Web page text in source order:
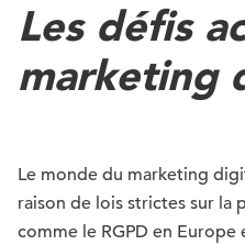
Les défis
marketing
Le monde du marketing
raison de lois strictes sur la
comme le RGPD en Europe